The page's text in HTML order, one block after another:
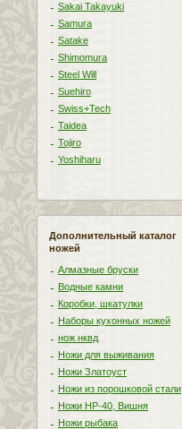
Sakai Takayuki
Samura
Satake
Shimomura
Steel Will
Suehiro
Swiss+Tech
Taidea
Tojiro
Yoshiharu
Дополнительный каталог
ножей
Алмазные бруски
Водные камни
Коробки, шкатулки
Наборы кухонных ножей
нож нквд
Ножи для выживания
Ножи Златоуст
Ножи из порошковой стали
Ножи НР-40, Вишня
Ножи рыбака